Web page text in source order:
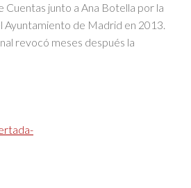
Cuentas junto a Ana Botella por la
Ayuntamiento de Madrid en 2013.
revocó meses después la